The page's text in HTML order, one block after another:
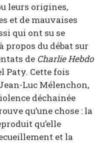
leurs origines,
et de mauvaises
qui ont su se
propos du débat sur
de Charlie Hebdo
Paty. Cette fois
Luc Mélenchon,
déchainée
qu’une chose : la
qu’elle
et la